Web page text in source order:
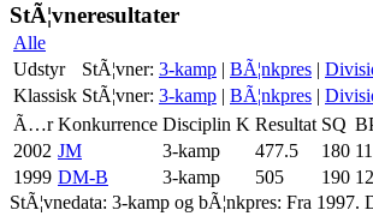
StÃ¦vneresultater
Alle
Udstyr
StÃ¦vner: 3-kamp | BÃ¦nkpres |
Klassisk StÃ¦vner: 3-kamp | BÃ¦nkpres |
Ã…r Konkurrence Disciplin K Resultat SQ
2002 JM 3-kamp 477.5 180
1999 DM-B 3-kamp 505 190
StÃ¦vnedata: 3-kamp og bÃ¦nkpres: Fra